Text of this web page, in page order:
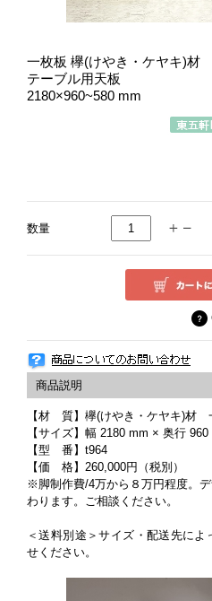
一枚板 欅(けやき・ケヤキ)材
テーブル用天板
2180×960~580 mm
数量
【材 質】欅(けやき・ケヤキ)材
【サイズ】幅 2180 mm × 奥行
【型 番】t964
【価 格】260,000円（税別）
※脚制作費/4万から８万円程度。
わります。ご相談ください。
＜送料別途＞サイズ・配送先に
せください。